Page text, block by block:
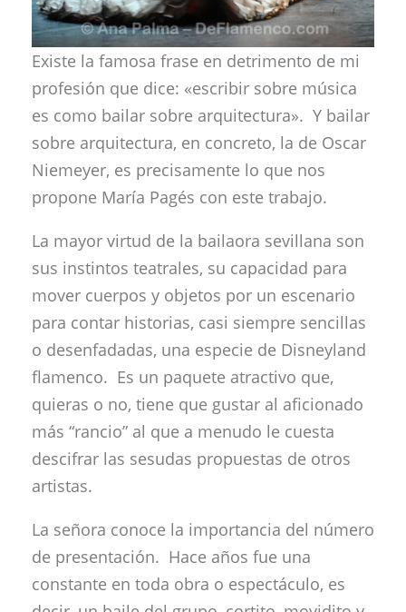
Existe la famosa frase en detrimento de mi
profesión que dice: «escribir sobre música
es como bailar sobre arquitectura». Y bailar
sobre arquitectura, en concreto, la de Oscar
Niemeyer, es precisamente lo que nos
propone María Pagés con este trabajo.
La mayor virtud de la bailaora sevillana son
sus instintos teatrales, su capacidad para
mover cuerpos y objetos por un escenario
para contar historias, casi siempre sencillas
o desenfadadas, una especie de Disneyland
flamenco. Es un paquete atractivo que,
quieras o no, tiene que gustar al aficionado
más “rancio” al que a menudo le cuesta
descifrar las sesudas propuestas de otros
artistas.
La señora conoce la importancia del número
de presentación. Hace años fue una
constante en toda obra o espectáculo, es